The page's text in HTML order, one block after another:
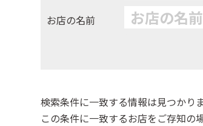
お店の名前
検索条件に一致する情報は見つかり
この条件に一致するお店をご存知の